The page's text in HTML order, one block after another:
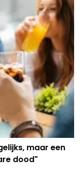
maar een
dood"